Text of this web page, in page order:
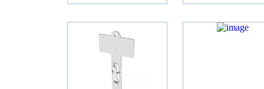
конструкции из алюминиевого